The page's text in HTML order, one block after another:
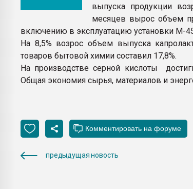
выпуска продукции
месяцев вырос объем
включению в эксплуатацию установки М-
На 8,5% возрос объем выпуска
товаров бытовой химии составил 17,8%.
На производстве серной кислоты
Общая экономия сырья, материалов и
предыдущая новость